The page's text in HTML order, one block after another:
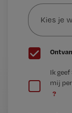
mailadres?
Kies
je
wachtwoord
G
e
e
Ik
mij
?